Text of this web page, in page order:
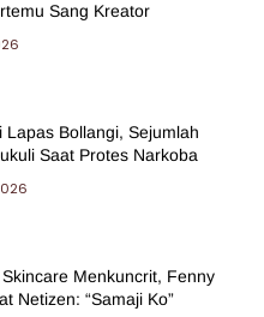
Sang Kreator
Lapas Bollangi, Sejumlah
Saat Protes Narkoba
Menkuncrit, Fenny
Netizen: “Samaji Ko”